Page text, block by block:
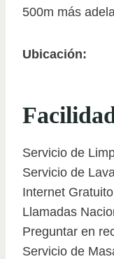
500m más
Ubicación:
Servicio de
Servicio de
Internet
Llamadas
Preguntar en
Servicio de